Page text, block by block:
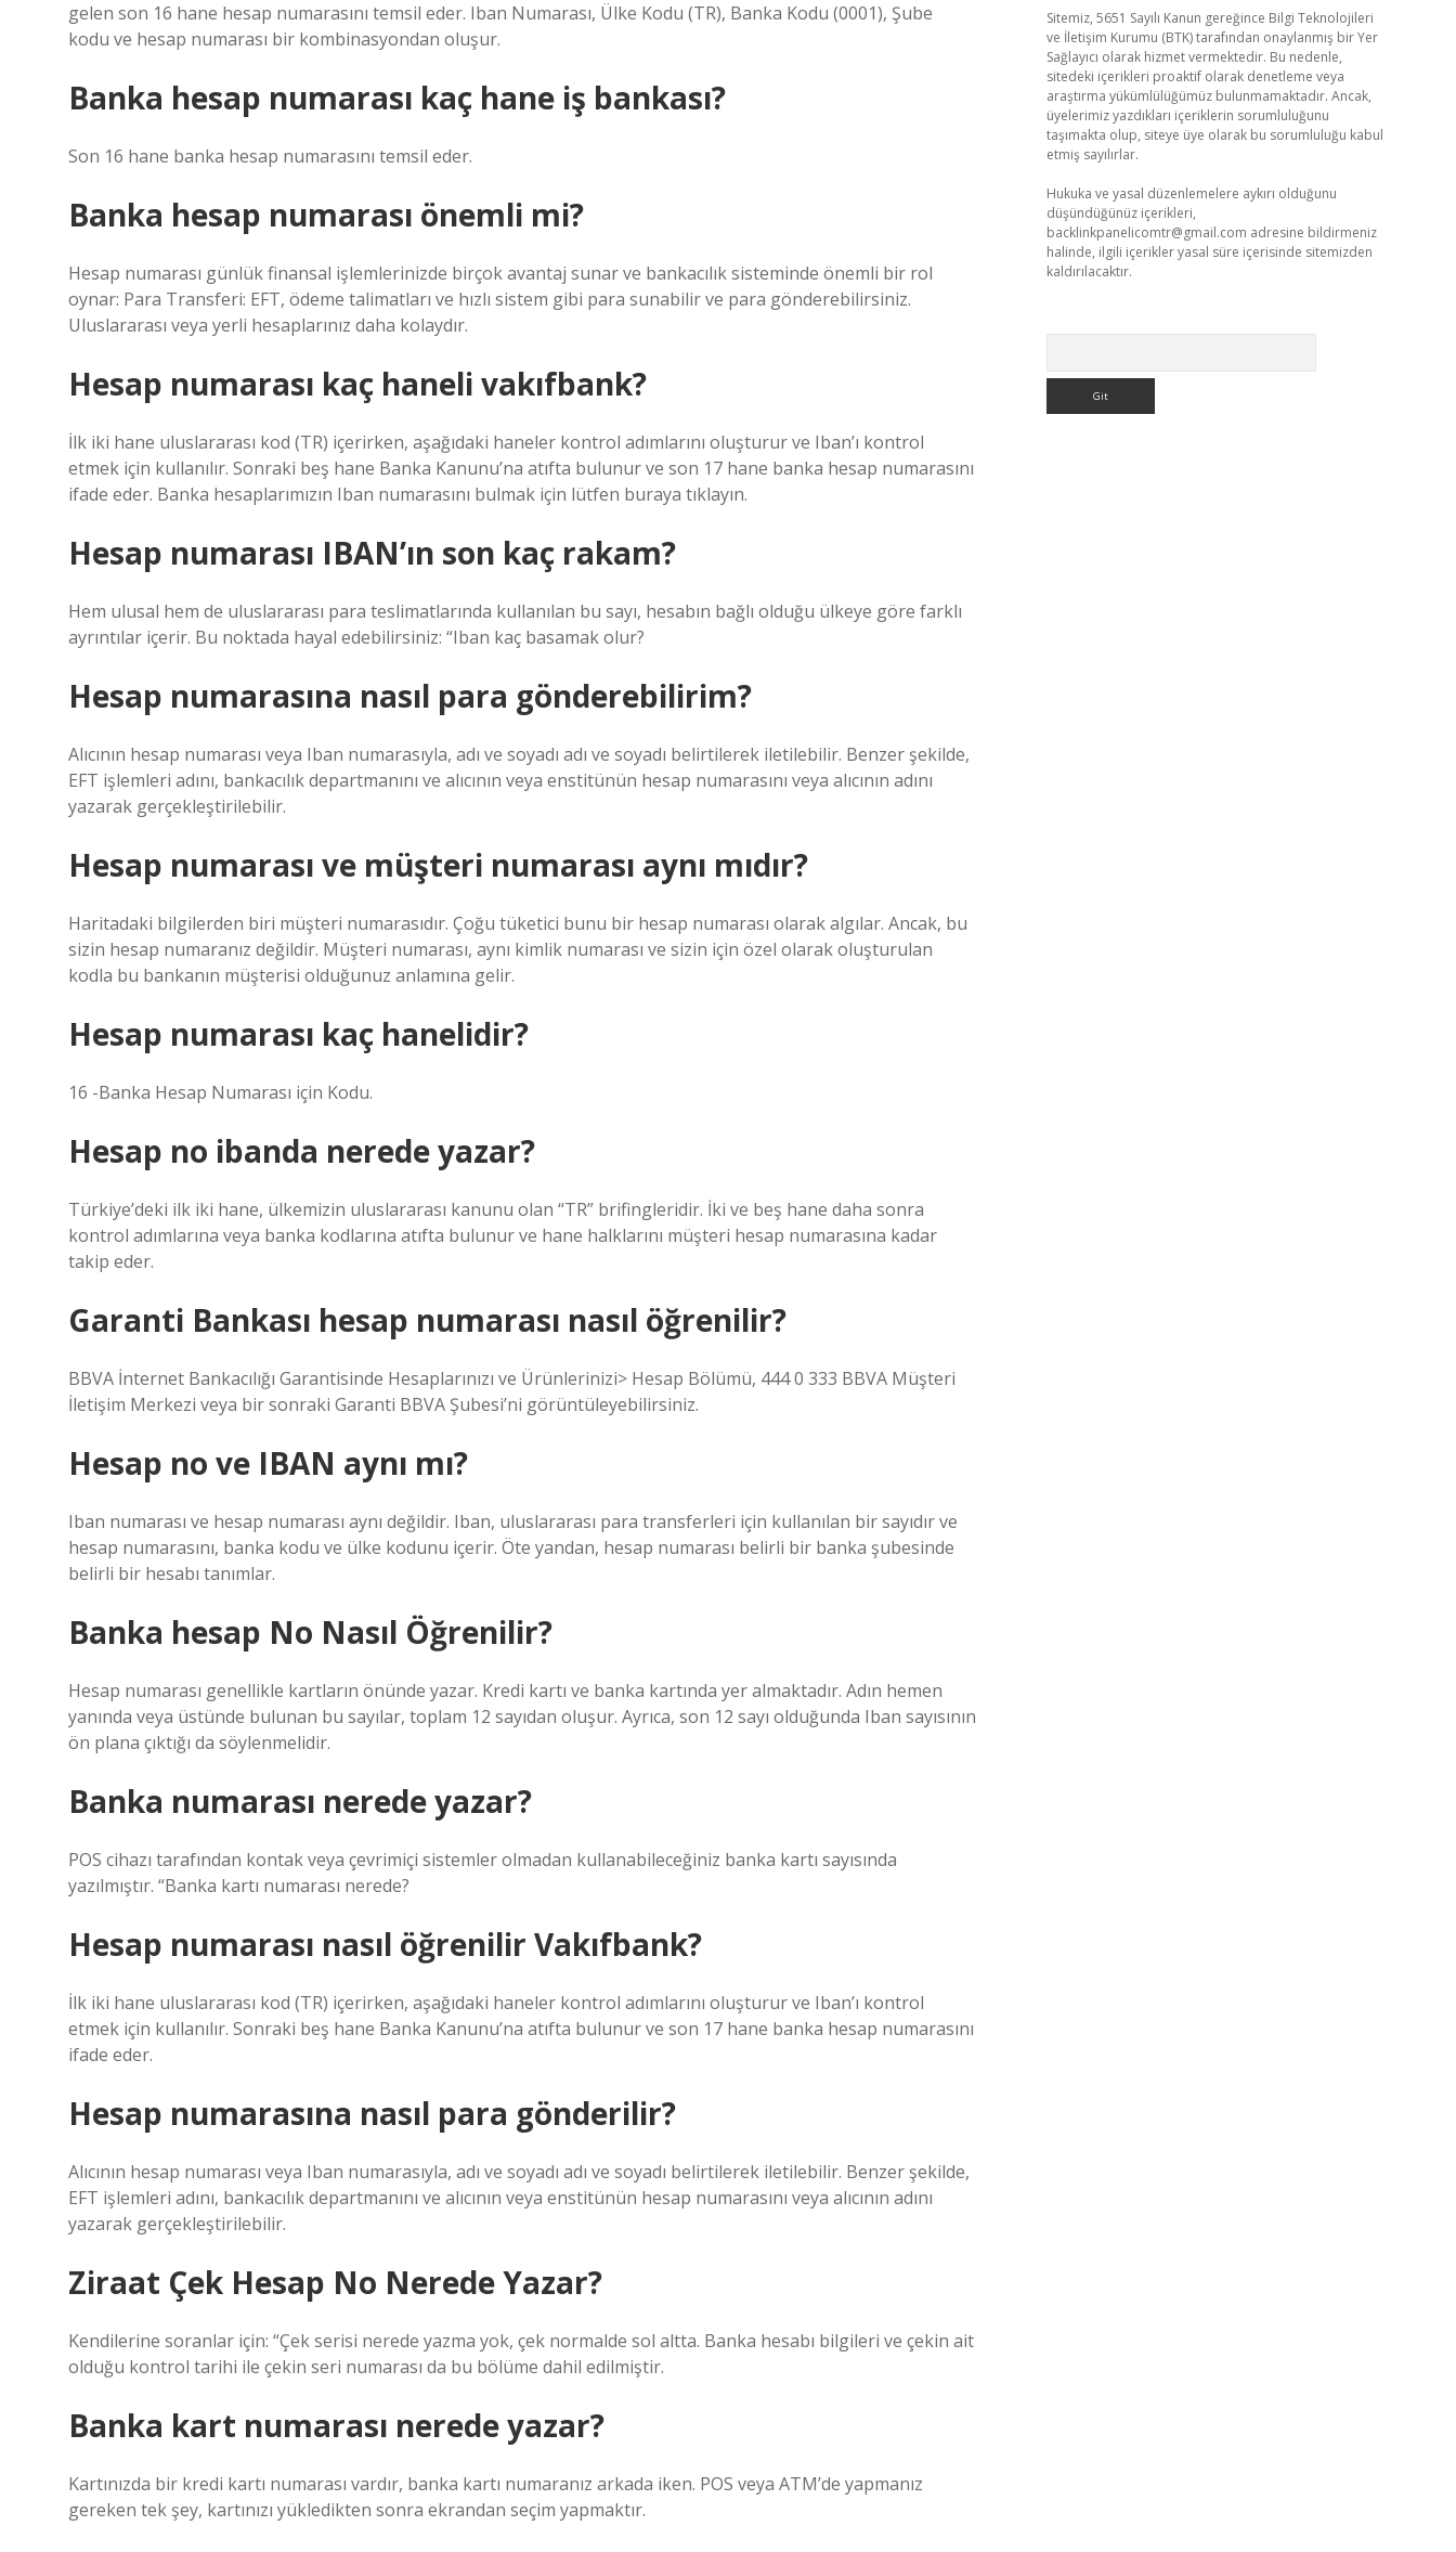
gelen son 16 hane hesap numarasını temsil eder. Iban Numarası, Ülke Kodu (TR), Banka Kodu (0001), Şube
kodu ve hesap numarası bir kombinasyondan oluşur.
Banka hesap numarası kaç hane iş bankası?
Son 16 hane banka hesap numarasını temsil eder.
Banka hesap numarası önemli mi?
Hesap numarası günlük finansal işlemlerinizde birçok avantaj sunar ve bankacılık sisteminde önemli bir rol
oynar: Para Transferi: EFT, ödeme talimatları ve hızlı sistem gibi para sunabilir ve para gönderebilirsiniz.
Uluslararası veya yerli hesaplarınız daha kolaydır.
Hesap numarası kaç haneli vakıfbank?
İlk iki hane uluslararası kod (TR) içerirken, aşağıdaki haneler kontrol adımlarını oluşturur ve Iban’ı kontrol
etmek için kullanılır. Sonraki beş hane Banka Kanunu’na atıfta bulunur ve son 17 hane banka hesap numarasını
ifade eder. Banka hesaplarımızın Iban numarasını bulmak için lütfen buraya tıklayın.
Hesap numarası IBAN’ın son kaç rakam?
Hem ulusal hem de uluslararası para teslimatlarında kullanılan bu sayı, hesabın bağlı olduğu ülkeye göre farklı
ayrıntılar içerir. Bu noktada hayal edebilirsiniz: “Iban kaç basamak olur?
Hesap numarasına nasıl para gönderebilirim?
Alıcının hesap numarası veya Iban numarasıyla, adı ve soyadı adı ve soyadı belirtilerek iletilebilir. Benzer şekilde,
EFT işlemleri adını, bankacılık departmanını ve alıcının veya enstitünün hesap numarasını veya alıcının adını
yazarak gerçekleştirilebilir.
Hesap numarası ve müşteri numarası aynı mıdır?
Haritadaki bilgilerden biri müşteri numarasıdır. Çoğu tüketici bunu bir hesap numarası olarak algılar. Ancak, bu
sizin hesap numaranız değildir. Müşteri numarası, aynı kimlik numarası ve sizin için özel olarak oluşturulan
kodla bu bankanın müşterisi olduğunuz anlamına gelir.
Hesap numarası kaç hanelidir?
16 -Banka Hesap Numarası için Kodu.
Hesap no ibanda nerede yazar?
Türkiye’deki ilk iki hane, ülkemizin uluslararası kanunu olan “TR” brifingleridir. İki ve beş hane daha sonra
kontrol adımlarına veya banka kodlarına atıfta bulunur ve hane halklarını müşteri hesap numarasına kadar
takip eder.
Garanti Bankası hesap numarası nasıl öğrenilir?
BBVA İnternet Bankacılığı Garantisinde Hesaplarınızı ve Ürünlerinizi> Hesap Bölümü, 444 0 333 BBVA Müşteri
İletişim Merkezi veya bir sonraki Garanti BBVA Şubesi’ni görüntüleyebilirsiniz.
Hesap no ve IBAN aynı mı?
Iban numarası ve hesap numarası aynı değildir. Iban, uluslararası para transferleri için kullanılan bir sayıdır ve
hesap numarasını, banka kodu ve ülke kodunu içerir. Öte yandan, hesap numarası belirli bir banka şubesinde
belirli bir hesabı tanımlar.
Banka hesap No Nasıl Öğrenilir?
Hesap numarası genellikle kartların önünde yazar. Kredi kartı ve banka kartında yer almaktadır. Adın hemen
yanında veya üstünde bulunan bu sayılar, toplam 12 sayıdan oluşur. Ayrıca, son 12 sayı olduğunda Iban sayısının
ön plana çıktığı da söylenmelidir.
Banka numarası nerede yazar?
POS cihazı tarafından kontak veya çevrimiçi sistemler olmadan kullanabileceğiniz banka kartı sayısında
yazılmıştır. “Banka kartı numarası nerede?
Hesap numarası nasıl öğrenilir Vakıfbank?
İlk iki hane uluslararası kod (TR) içerirken, aşağıdaki haneler kontrol adımlarını oluşturur ve Iban’ı kontrol
etmek için kullanılır. Sonraki beş hane Banka Kanunu’na atıfta bulunur ve son 17 hane banka hesap numarasını
ifade eder.
Hesap numarasına nasıl para gönderilir?
Alıcının hesap numarası veya Iban numarasıyla, adı ve soyadı adı ve soyadı belirtilerek iletilebilir. Benzer şekilde,
EFT işlemleri adını, bankacılık departmanını ve alıcının veya enstitünün hesap numarasını veya alıcının adını
yazarak gerçekleştirilebilir.
Ziraat Çek Hesap No Nerede Yazar?
Kendilerine soranlar için: “Çek serisi nerede yazma yok, çek normalde sol altta. Banka hesabı bilgileri ve çekin ait
olduğu kontrol tarihi ile çekin seri numarası da bu bölüme dahil edilmiştir.
Banka kart numarası nerede yazar?
Kartınızda bir kredi kartı numarası vardır, banka kartı numaranız arkada iken. POS veya ATM’de yapmanız
gereken tek şey, kartınızı yükledikten sonra ekrandan seçim yapmaktır.
Sitemiz, 5651 Sayılı Kanun gereğince Bilgi Teknolojileri
ve İletişim Kurumu (BTK) tarafından onaylanmış bir Yer
Sağlayıcı olarak hizmet vermektedir. Bu nedenle,
sitedeki içerikleri proaktif olarak denetleme veya
araştırma yükümlülüğümüz bulunmamaktadır. Ancak,
üyelerimiz yazdıkları içeriklerin sorumluluğunu
taşımakta olup, siteye üye olarak bu sorumluluğu kabul
etmiş sayılırlar.
Hukuka ve yasal düzenlemelere aykırı olduğunu
düşündüğünüz içerikleri,
backlinkpanelicomtr@gmail.com adresine bildirmeniz
halinde, ilgili içerikler yasal süre içerisinde sitemizden
kaldırılacaktır.